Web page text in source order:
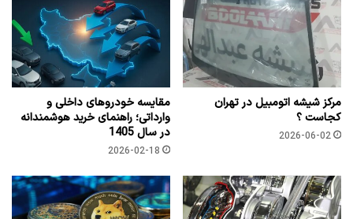
مرکز شیشه اتومبیل در تهران
کجاست ؟
2026-06-02
مقایسه خودروهای داخلی و
وارداتی؛ راهنمای خرید هوشمندانه
در سال 1405
2026-02-18